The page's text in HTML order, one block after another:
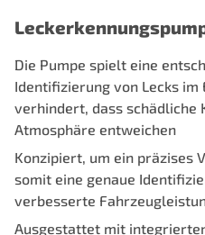
Die Pumpe spielt eine
Identifizierung von Lecks im
verhindert, dass
Atmosphäre entweichen
Konzipiert, um ein präzises
somit eine genaue
verbesserte
Ausgestattet mit